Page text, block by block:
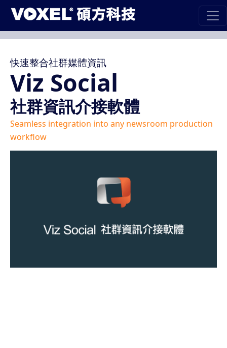
快速整合社群媒體資訊
Viz Social
社群資訊介接軟體
Seamless integration into any newsroom production
workflow